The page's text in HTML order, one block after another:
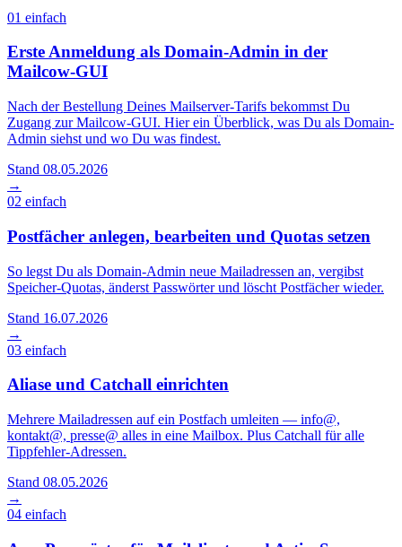
01 einfach
Erste Anmeldung als Domain-Admin in der
Mailcow-GUI
Nach der Bestellung Deines Mailserver-Tarifs bekommst Du
Zugang zur Mailcow-GUI. Hier ein Überblick, was Du als Domain-
Admin siehst und wo Du was findest.
Stand 08.05.2026
→
02 einfach
Postfächer anlegen, bearbeiten und Quotas setzen
So legst Du als Domain-Admin neue Mailadressen an, vergibst
Speicher-Quotas, änderst Passwörter und löscht Postfächer wieder.
Stand 16.07.2026
→
03 einfach
Aliase und Catchall einrichten
Mehrere Mailadressen auf ein Postfach umleiten — info@,
kontakt@, presse@ alles in eine Mailbox. Plus Catchall für alle
Tippfehler-Adressen.
Stand 08.05.2026
→
04 einfach